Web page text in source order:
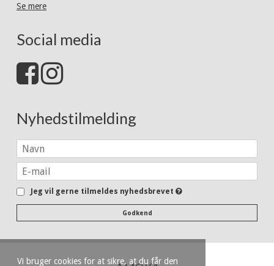
Vi bruger cookies for at sikre, at du får den
Se mere
Social media
Nyhedstilmelding
Jeg vil gerne tilmeldes nyhedsbrevet
Godkend